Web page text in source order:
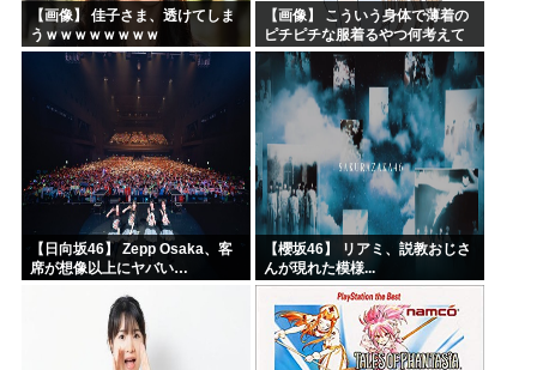
【画像】 佳子さま、透けてしま
うｗｗｗｗｗｗｗｗ
【画像】 こういう身体で薄着の
ピチピチな服着るやつ何考えて
るんだよ
【日向坂46】 Zepp Osaka、客
席が想像以上にヤバい…
【櫻坂46】 リアミ、説教おじさ
んが現れた模様...